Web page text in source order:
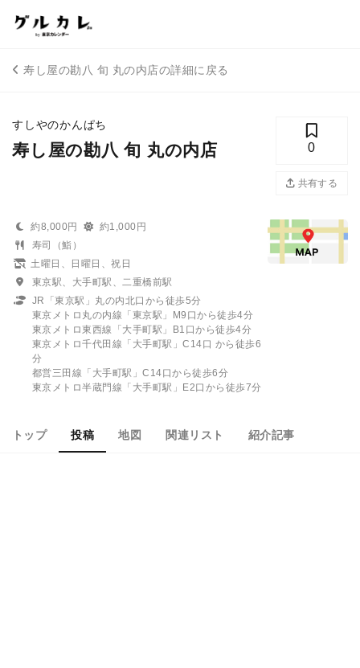
寿し屋の勘八 旬 丸の内店の詳細に戻る
すしやのかんぱち
寿し屋の勘八 旬 丸の内店 0
共有する
約8,000円
約1,000円
寿司（鮨）
土曜日、日曜日、祝日
東京駅、大手町駅、二重橋前駅
JR「東京駅」丸の内北口から徒歩5分
東京メトロ丸の内線「東京駅」M9口から徒歩4分
東京メトロ東西線「大手町駅」B1口から徒歩4分
東京メトロ千代田線「大手町駅」C14口 から徒歩6
分
都営三田線「大手町駅」C14口から徒歩6分
東京メトロ半蔵門線「大手町駅」E2口から徒歩7分
トップ 投稿 地図 関連リスト 紹介記事